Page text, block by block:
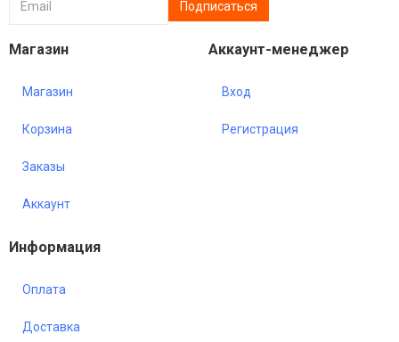
Магазин
Магазин
Корзина
Заказы
Аккаунт
Аккаунт-менеджер
Вход
Регистрация
Информация
Оплата
Доставка